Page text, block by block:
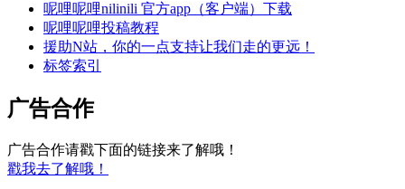
呢哩呢哩nilinili 官方app（客户端）下载
呢哩呢哩投稿教程
援助N站，你的一点支持让我们走的更远！
标签索引
广告合作
广告合作请戳下面的链接来了解哦！
戳我去了解哦！